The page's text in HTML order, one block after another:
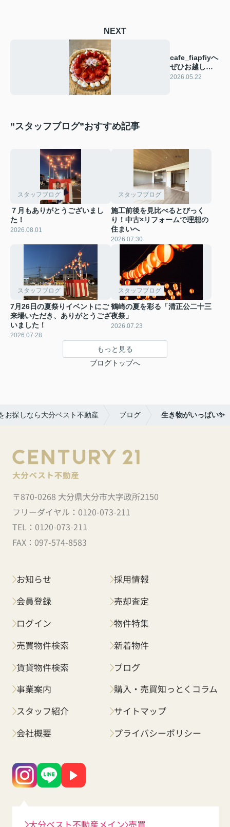
NEXT
cafe_fiapfiyへ
ぜひお越しく
ださい！
2026.05.22
”スタッフブログ”おすすめ記事
スタッフブログ
７月もありがとうございまし
た！
2026.08.01
スタッフブログ
施工前後を見比べるとびっく
り！中古×リフォームで理想の
住まいへ
2026.07.30
スタッフブログ
7月26日の夏祭りイベントにご
来場いただき、ありがとうござ
いました！
2026.07.28
スタッフブログ
鶴崎の夏を彩る「清正公二十三
夜祭」
2026.07.23
もっと見る
ブログトップへ
お探しなら大分ベスト不動産 ブログ 生き物がいっぱい✨
〒870-0268 大分県大分市大字政所2150
フリーダイヤル： 0120-073-211
TEL： 0120-073-211
FAX： 097-574-8583
お知らせ
会員登録
ログイン
売買物件検索
賃貸物件検索
事業案内
スタッフ紹介
会社概要
採用情報
売却査定
物件特集
新着物件
ブログ
購入・売買知っとくコラム
サイトマップ
プライバシーポリシー